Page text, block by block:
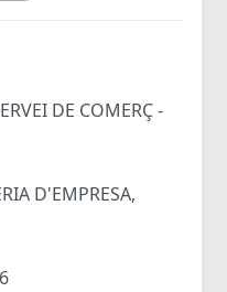
DE COMERÇ -
D'EMPRESA,